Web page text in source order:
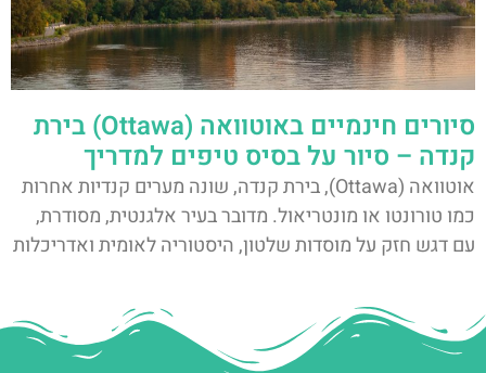
סיורים חינמיים באוטוואה (Ottawa) בירת
קנדה – סיור על בסיס טיפים למדריך
אוטוואה (Ottawa), בירת קנדה, שונה מערים קנדיות אחרות
כמו טורונטו או מונטריאול. מדובר בעיר אלגנטית, מסודרת,
עם דגש חזק על מוסדות שלטון, היסטוריה לאומית ואדריכלות